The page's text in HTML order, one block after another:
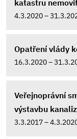
katastru
4.3.2020 –
Opatření vlády
16.3.2020 –
Veřejnoprávní
výstavbu
3.3.2017 –